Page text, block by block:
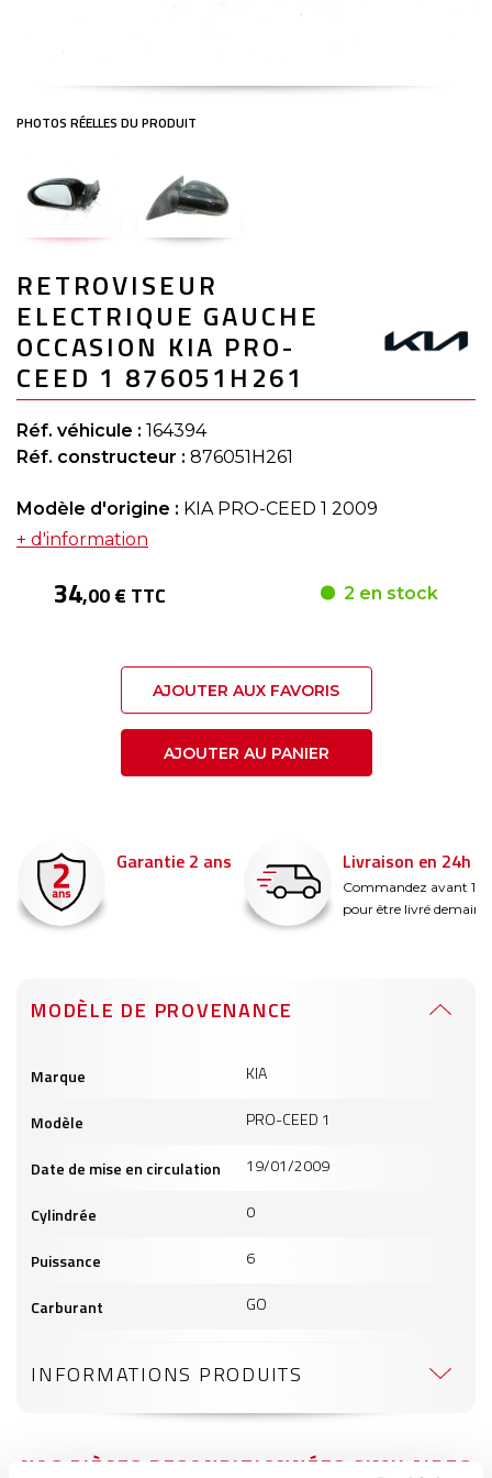
to
the
beginning
of
the
images
gallery
RETROVISEUR
ELECTRIQUE GAUCHE
OCCASION KIA PRO-
CEED 1 876051H261
Réf. véhicule : 164394
Réf. constructeur : 876051H261
Modèle d'origine : KIA PRO-CEED 1 2009
+ d'information
34,00 € TTC 2 en stock
AJOUTER AUX FAVORIS
AJOUTER AU PANIER
Garantie 2 ans Livraison en 24h
Commandez avant 14h
pour être livré demain !
MODÈLE DE PROVENANCE
produits
Marque KIA
Modèle PRO-CEED 1
Date de mise en circulation 19/01/2009
Cylindrée 0
Puissance 6
Carburant GO
INFORMATIONS PRODUITS
NOS PIÈCES RECONDITIONNÉES SIMILAIRES